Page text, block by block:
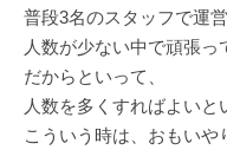
普段3名のスタッフで運営
人数が少ない中で頑張っ
だからといって、
人数を多くすればよいと
こういう時は、おもい